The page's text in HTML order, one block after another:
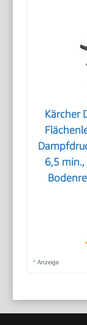
Kärcher
6,5
* Anzeige